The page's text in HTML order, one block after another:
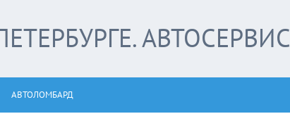
АВТОСЕРВИС
АВТОЛОМБАРД